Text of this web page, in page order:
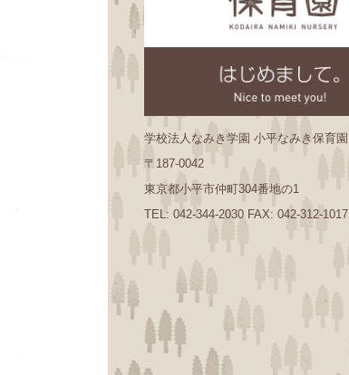
学校法人なみき学園 小平なみき保育園
〒187-0042
東京都小平市仲町304番地の1
TEL: 042-344-2030 FAX: 042-312-1017